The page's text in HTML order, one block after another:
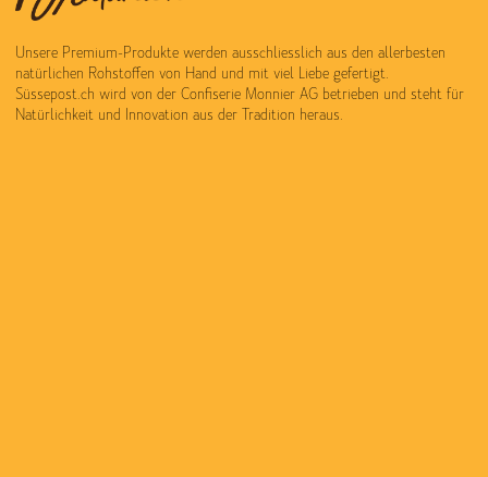
Unsere Premium-Produkte werden ausschliesslich aus den allerbesten
natürlichen Rohstoffen von Hand und mit viel Liebe gefertigt.
Süssepost.ch wird von der Confiserie Monnier AG betrieben und steht für
Natürlichkeit und Innovation aus der Tradition heraus.